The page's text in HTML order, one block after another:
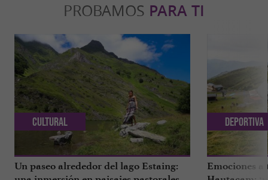
PROBAMOS PARA TI
Un paseo alrededor del lago Estaing:
Cultural
Emociones a
Deportiva